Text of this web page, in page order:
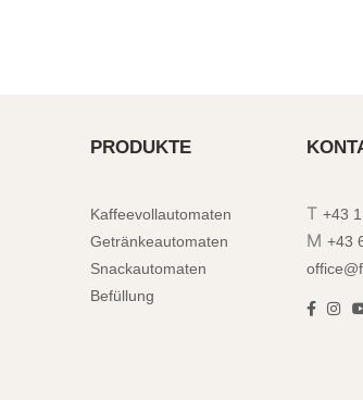
PRODUKTE
Kaffeevollautomaten
Getränkeautomaten
Snackautomaten
Befüllung
T +43
M +43